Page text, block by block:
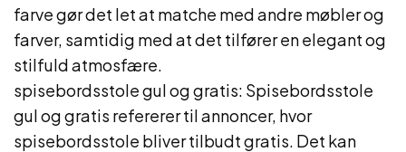
farve gør det let at matche med andre møbler og
farver, samtidig med at det tilfører en elegant og
stilfuld atmosfære.
spisebordsstole gul og gratis: Spisebordsstole
gul og gratis refererer til annoncer, hvor
spisebordsstole bliver tilbudt gratis. Det kan